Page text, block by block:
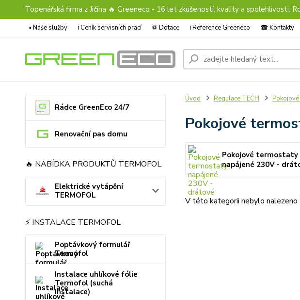
Topenářská firma z Jičína 🔥 Greeneco - 16 let zkušeností, kvality a spolehlivosti.
▪️ Naše služby ℹ︎ Ceník servisních prací ♽ Dotace ℹ︎ Reference Greeneco ☎︎ Kontakty
Rádce GreenEco 24/7
Renovační pas domu
🔥 NABÍDKA PRODUKTŮ TERMOFOL
Elektrické vytápění
TERMOFOL
⚡ INSTALACE TERMOFOL
Poptávkový formulář
Termofol
Instalace uhlíkové fólie
Termofol (suchá
instalace)
Úvod Regulace TECH
Pokojové
Pokojové termostaty
napájené 230V -
V této kategorii nebylo nalezeno